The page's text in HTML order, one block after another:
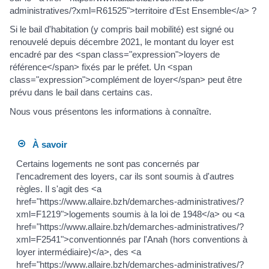
administratives/?xml=R61525">territoire d'Est Ensemble</a> ?
Si le bail d'habitation (y compris bail mobilité) est signé ou
renouvelé depuis décembre 2021, le montant du loyer est
encadré par des <span class="expression">loyers de
référence</span> fixés par le préfet. Un <span
class="expression">complément de loyer</span> peut être
prévu dans le bail dans certains cas.
Nous vous présentons les informations à connaître.
À savoir
Certains logements ne sont pas concernés par
l'encadrement des loyers, car ils sont soumis à d'autres
règles. Il s'agit des <a
href="https://www.allaire.bzh/demarches-administratives/?
xml=F1219">logements soumis à la loi de 1948</a> ou <a
href="https://www.allaire.bzh/demarches-administratives/?
xml=F2541">conventionnés par l'Anah (hors conventions à
loyer intermédiaire)</a>, des <a
href="https://www.allaire.bzh/demarches-administratives/?